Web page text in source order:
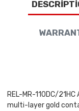
REL-MR-110DC/
multi-layer gold